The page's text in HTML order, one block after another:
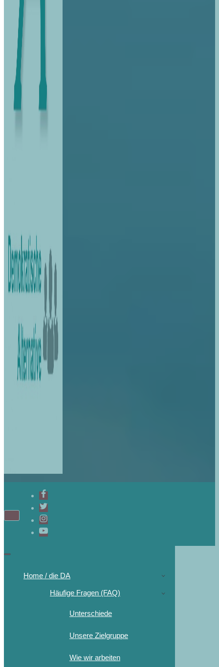
Home / die DA
Häufige Fragen (FAQ)
Unterschiede
Unsere Zielgruppe
Wie wir arbeiten